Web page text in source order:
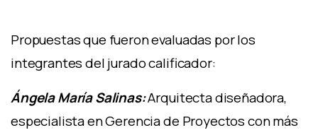
Propuestas que fueron evaluadas por los
integrantes del jurado calificador:
Ángela María Salinas:Arquitecta diseñadora,
especialista en Gerencia de Proyectos con más